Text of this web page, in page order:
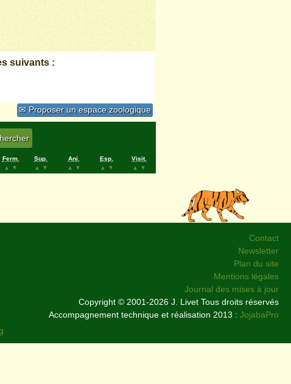
suivants :
✉ Proposer un espace zoologique
Ferm.
▲
▼
Sup.
▲
▼
Ani.
▲
▼
Esp.
▲
▼
Visit.
▲
▼
Contact
Newsletter
Plan du site
Mentions légales
Journal des mises à jour
Copyright © 2001-2026 J. Livet Tous droits réservés
Accompagnement technique et réalisation 2013 : JojabaPro